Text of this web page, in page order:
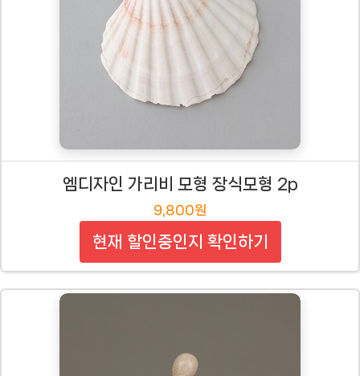
엠디자인 가리비 모형 장식모형 2p
9,800원
현재 할인중인지 확인하기